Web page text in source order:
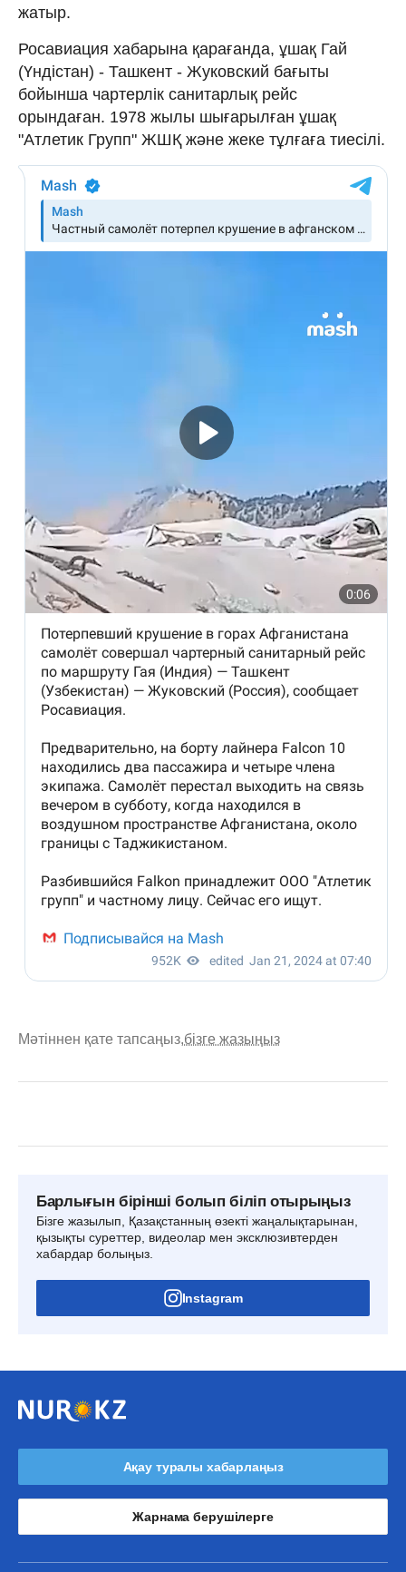
жатыр.
Росавиация хабарына қарағанда, ұшақ Гай
(Үндістан) - Ташкент - Жуковский бағыты
бойынша чартерлік санитарлық рейс
орындаған. 1978 жылы шығарылған ұшақ
"Атлетик Групп" ЖШҚ және жеке тұлғаға тиесілі.
Мәтіннен қате тапсаңыз,бізге жазыңыз
Барлығын бірінші болып біліп отырыңыз
Бізге жазылып, Қазақстанның өзекті жаңалықтарынан,
қызықты суреттер, видеолар мен эксклюзивтерден
хабардар болыңыз.
Instagram
Ақау туралы хабарлаңыз
Жарнама берушілерге